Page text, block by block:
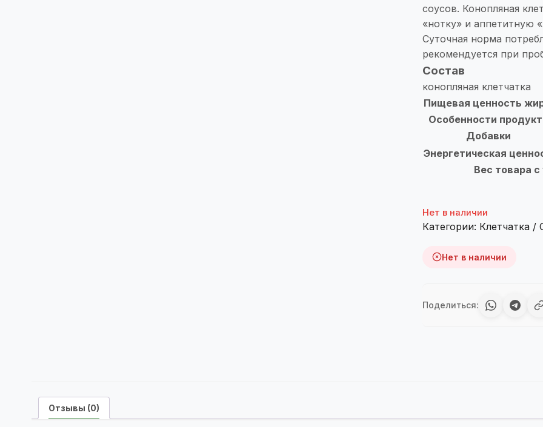
соусов. Конопляная
«нотку» и аппетитную
Суточная норма
рекомендуется при
Состав
конопляная клетчатка
Пищевая ценность
Особенности
Добавки
Энергетическая
Вес товара с
Нет в наличии
Категории: Клетчатка
Нет в наличии
Поделиться:
Отзывы (0)